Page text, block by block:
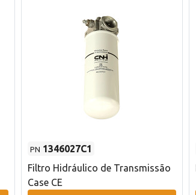
PN 1346027C1
Filtro Hidráulico de Transmissão
Case CE